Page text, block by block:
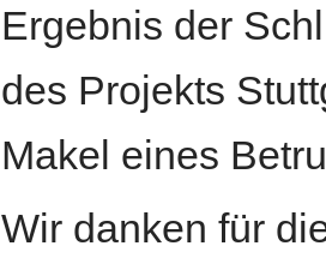
Ergebnis der
des Projekts
Makel eines
Wir danken für